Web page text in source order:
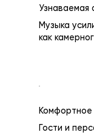
Узнаваемая
Музыка
как
Гости и